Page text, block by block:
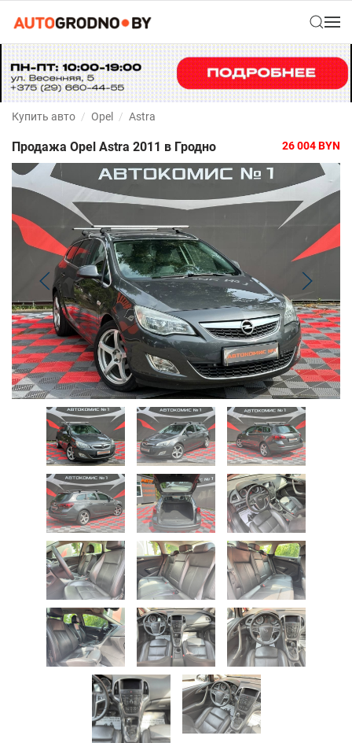
Купить авто Opel Astra
Продажа Opel Astra 2011 в Гродно 26 004BYN